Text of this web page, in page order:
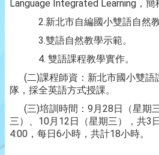
Language Integrated Learning，簡
2.新北市自編國小雙語自然教
3.雙語自然教學示範。
4. 雙語課程教學實作。
(二)課程師資：新北市國小雙語
隊，採全英語方式授課。
(三)培訓時間：9月28日（星期
三）、10月12日（星期三），共3
4:00，每日6小時，共計18小時。